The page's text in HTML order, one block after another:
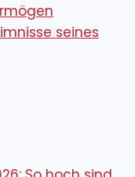
seines